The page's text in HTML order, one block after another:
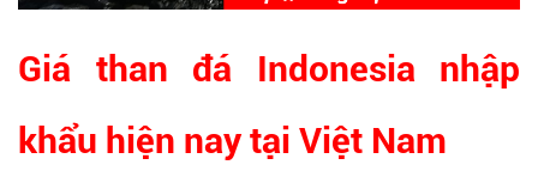
Giá than đá Indonesia nhập
khẩu hiện nay tại Việt Nam